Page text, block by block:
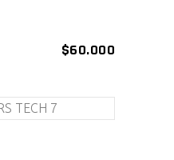
$60.000